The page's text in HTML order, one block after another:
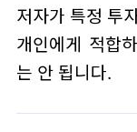
저자가 특정 투
개인에게 적합
는 안 됩니다.